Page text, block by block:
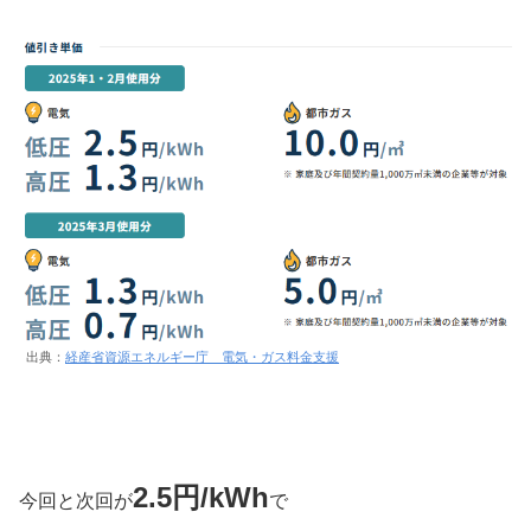
出典： 経産省資源エネルギー庁 電気・ガス料金支援
今回と次回が2.5円/kWhで